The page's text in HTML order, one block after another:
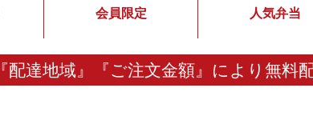
会員限定 人気弁当
『配達地域』『ご注文金額』により無料